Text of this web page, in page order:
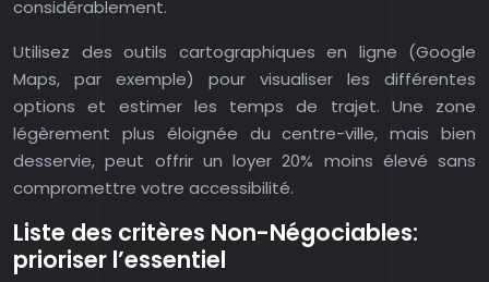
considérablement.
Utilisez des outils cartographiques en ligne (Google
Maps, par exemple) pour visualiser les différentes
options et estimer les temps de trajet. Une zone
légèrement plus éloignée du centre-ville, mais bien
desservie, peut offrir un loyer 20% moins élevé sans
compromettre votre accessibilité.
Liste des critères Non-Négociables:
prioriser l’essentiel